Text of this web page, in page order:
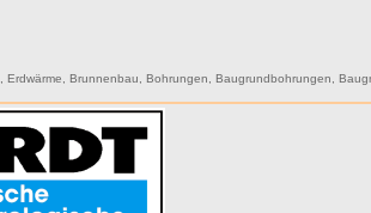
,Erdwärme ,Brunnenbau ,Bohrungen ,Baugrundbohrungen ,